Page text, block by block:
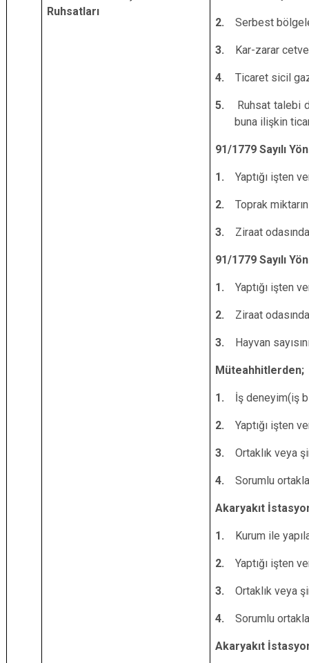
Ruhsatları
2. Serbest
3. Kar-zarar
4. Ticaret sicil
5. Ruhsat talebi
buna ilişkin
91/1779 Sayılı
1. Yaptığı işten
2. Toprak
3. Ziraat
91/1779 Sayılı
1. Yaptığı işten
2. Ziraat
3. Hayvan
Müteahhitlerden;
1. İş deneyim(iş
2. Yaptığı işten
3. Ortaklık veya
4. Sorumlu
Akaryakıt
1. Kurum ile
2. Yaptığı işten
3. Ortaklık veya
4. Sorumlu
Akaryakıt